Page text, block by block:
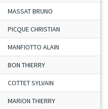
MASSAT BRUNO
PICQUE CHRISTIAN
MANFIOTTO ALAIN
BON THIERRY
COTTET SYLVAIN
MARION THIERRY